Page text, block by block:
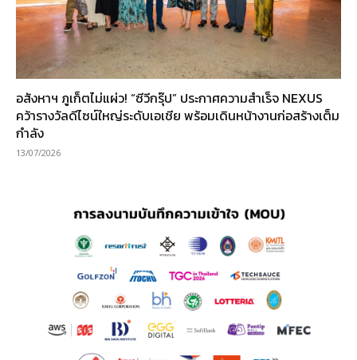
อสังหาฯ ภูเก็ตไม่แผ่ว! “ซีวีกรุ๊ป” ประกาศความสำเร็จ NEXUS
คว้ารางวัลดีไซน์ใหญ่ระดับเอเชีย พร้อมเดินหน้างานก่อสร้างเต็ม
กำลัง
13/07/2026